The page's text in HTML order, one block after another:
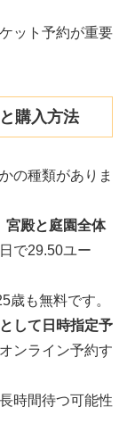
ット予約が重要
購入方法
の種類がありま
宮殿と庭園全体
で29.50ユー
歳も無料です。
して日時指定予
ンライン予約す
時間待つ可能性